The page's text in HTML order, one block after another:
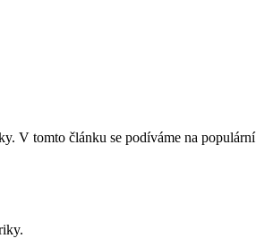
V tomto článku se podíváme na populární